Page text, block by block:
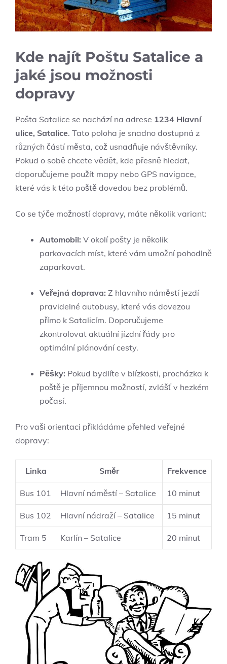
Kde najít Poštu Satalice a
jaké jsou možnosti
dopravy
Pošta Satalice se nachází na adrese 1234 Hlavní
ulice, Satalice. Tato poloha je snadno dostupná z
různých částí města, což usnadňuje návštěvníky.
Pokud o sobě chcete vědět, kde přesně hledat,
doporučujeme použít mapy nebo GPS navigace,
které vás k této poště dovedou bez problémů.
Co se týče možností dopravy, máte několik variant:
Automobil: V okolí pošty je několik
parkovacích míst, které vám umožní pohodlně
zaparkovat.
Veřejná doprava: Z hlavního náměstí jezdí
pravidelné autobusy, které vás dovezou
přímo k Satalicím. Doporučujeme
zkontrolovat aktuální jízdní řády pro
optimální plánování cesty.
Pěšky: Pokud bydlíte v blízkosti, procházka k
poště je příjemnou možností, zvlášť v hezkém
počasí.
Pro vaši orientaci přikládáme přehled veřejné
dopravy:
Linka Směr Frekvence
Bus 101 Hlavní náměstí – Satalice 10 minut
Bus 102 Hlavní nádraží – Satalice 15 minut
Tram 5 Karlín – Satalice 20 minut